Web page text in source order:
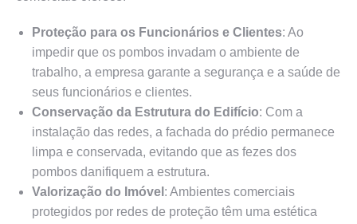
Proteção para os Funcionários e Clientes: Ao
impedir que os pombos invadam o ambiente de
trabalho, a empresa garante a segurança e a saúde de
seus funcionários e clientes.
Conservação da Estrutura do Edifício: Com a
instalação das redes, a fachada do prédio permanece
limpa e conservada, evitando que as fezes dos
pombos danifiquem a estrutura.
Valorização do Imóvel : Ambientes comerciais
protegidos por redes de proteção têm uma estética